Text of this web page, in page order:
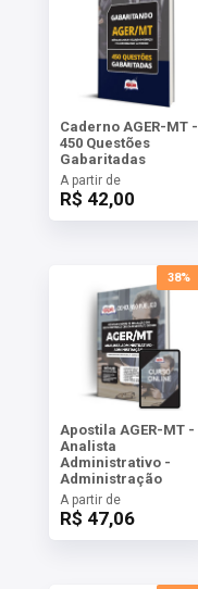
Caderno AGER-MT -
450 Questões
Gabaritadas
A partir de
R$ 42,00
38%
Apostila AGER-MT -
Analista
Administrativo -
Administração
A partir de
R$ 47,06